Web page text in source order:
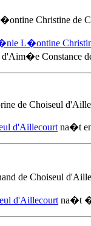
Christine de
L�ontine
d'Aim�e Constance
de Choiseul
d'Aillecourt na�t
de Choiseul
d'Aillecourt na�t